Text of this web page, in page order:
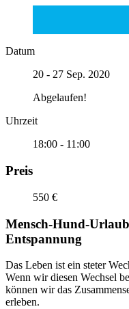
Datum
20 - 27 Sep. 2020
Abgelaufen!
Uhrzeit
18:00 - 11:00
Preis
550 €
Mensch-Hund-
Entspannung
Das Leben ist ein steter
Wenn wir diesen Wechsel
können wir das
erleben.